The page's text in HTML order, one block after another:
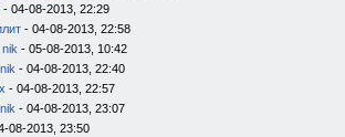
- 04-08-2013, 22:29
- 04-08-2013, 22:58
nik - 05-08-2013, 10:42
- 04-08-2013, 22:40
- 04-08-2013, 22:57
- 04-08-2013, 23:07
08-2013, 23:50